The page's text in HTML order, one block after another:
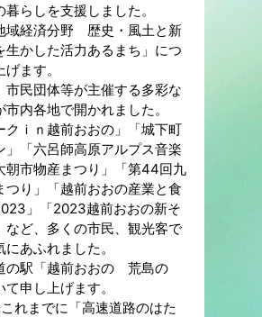
暮らしを支援しました。
域経済分野 歴史・風土と新
生かした活力あるまち」につ
ます。
民団体等が主催する多彩な
市内各地で開かれました。
クｉｎ越前おおの」「城下町
」「六呂師高原アルプス音楽
朝市物産まつり」「第44回九
つり」「越前おおの産業と食
」「2023越前おおの新そ
など、多くの市民、観光客で
あふれました。
の駅「越前おおの 荒島の
申し上げます。
れまでに「高速道路のはた